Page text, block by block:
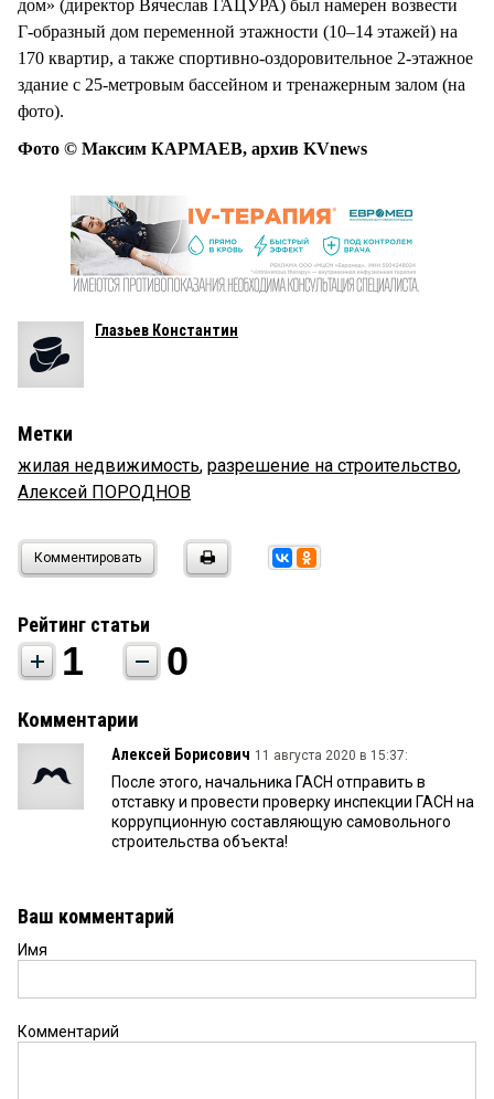
дом» (директор Вячеслав ГАЦУРА) был намерен возвести
Г-образный дом переменной этажности (10–14 этажей) на
170 квартир, а также спортивно-оздоровительное 2-этажное
здание с 25-метровым бассейном и тренажерным залом (на
фото).
Фото © Максим КАРМАЕВ, архив KVnews
Глазьев Константин
Метки
жилая недвижимость, разрешение на строительство,
Алексей ПОРОДНОВ
Комментировать
Рейтинг статьи
1 0
Комментарии
Алексей Борисович 11 августа 2020 в 15:37:
После этого, начальника ГАСН отправить в
отставку и провести проверку инспекции ГАСН на
коррупционную составляющую самовольного
строительства объекта!
Ваш комментарий
Имя
Комментарий